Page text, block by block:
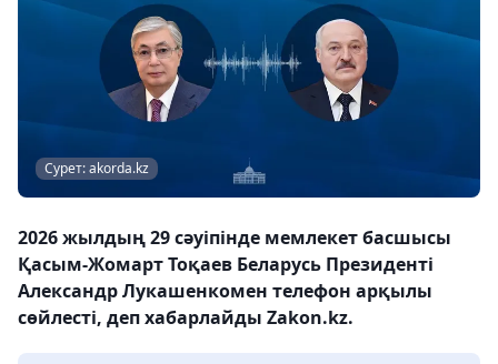
Сурет: akorda.kz
2026 жылдың 29 сәуіпінде мемлекет басшысы
Қасым-Жомарт Тоқаев Беларусь Президенті
Александр Лукашенкомен телефон арқылы
сөйлесті, деп хабарлайды Zakon.kz.